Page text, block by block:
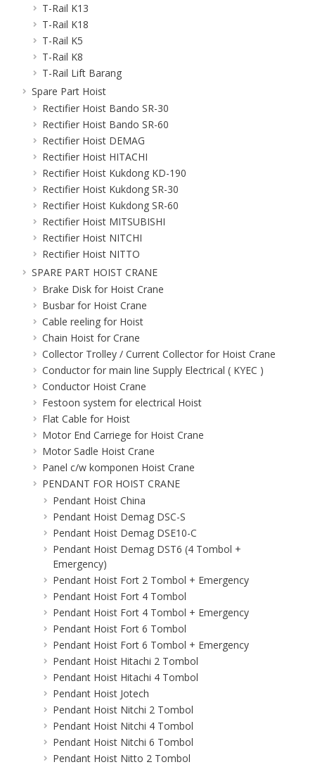
T-Rail K13
T-Rail K18
T-Rail K5
T-Rail K8
T-Rail Lift Barang
Spare Part Hoist
Rectifier Hoist Bando SR-30
Rectifier Hoist Bando SR-60
Rectifier Hoist DEMAG
Rectifier Hoist HITACHI
Rectifier Hoist Kukdong KD-190
Rectifier Hoist Kukdong SR-30
Rectifier Hoist Kukdong SR-60
Rectifier Hoist MITSUBISHI
Rectifier Hoist NITCHI
Rectifier Hoist NITTO
SPARE PART HOIST CRANE
Brake Disk for Hoist Crane
Busbar for Hoist Crane
Cable reeling for Hoist
Chain Hoist for Crane
Collector Trolley / Current Collector for Hoist Crane
Conductor for main line Supply Electrical ( KYEC )
Conductor Hoist Crane
Festoon system for electrical Hoist
Flat Cable for Hoist
Motor End Carriege for Hoist Crane
Motor Sadle Hoist Crane
Panel c/w komponen Hoist Crane
PENDANT FOR HOIST CRANE
Pendant Hoist China
Pendant Hoist Demag DSC-S
Pendant Hoist Demag DSE10-C
Pendant Hoist Demag DST6 (4 Tombol +
Emergency)
Pendant Hoist Fort 2 Tombol + Emergency
Pendant Hoist Fort 4 Tombol
Pendant Hoist Fort 4 Tombol + Emergency
Pendant Hoist Fort 6 Tombol
Pendant Hoist Fort 6 Tombol + Emergency
Pendant Hoist Hitachi 2 Tombol
Pendant Hoist Hitachi 4 Tombol
Pendant Hoist Jotech
Pendant Hoist Nitchi 2 Tombol
Pendant Hoist Nitchi 4 Tombol
Pendant Hoist Nitchi 6 Tombol
Pendant Hoist Nitto 2 Tombol